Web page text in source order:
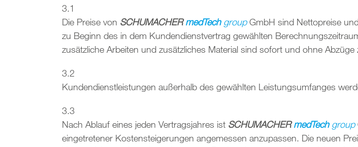
3.1
Die Preise von SCHUMACHERmedTechgroupGmbH sind Nettopreise
zu Beginn des in dem Kundendienstvertrag gewählten
zusätzliche Arbeiten und zusätzliches Material sind sofort und ohne Abzüge
3.2
Kundendienstleistungen außerhalb des gewählten Leistungsumfanges
3.3
Nach Ablauf eines jeden Vertragsjahres ist SCHUMACHERmedTechgroup
eingetretener Kostensteigerungen angemessen anzupassen. Die neuen